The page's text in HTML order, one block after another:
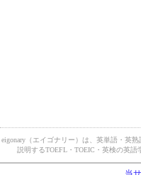
eigonary（エイゴナリー）は、英単語・英
説明するTOEFL・TOEIC・英検の英語